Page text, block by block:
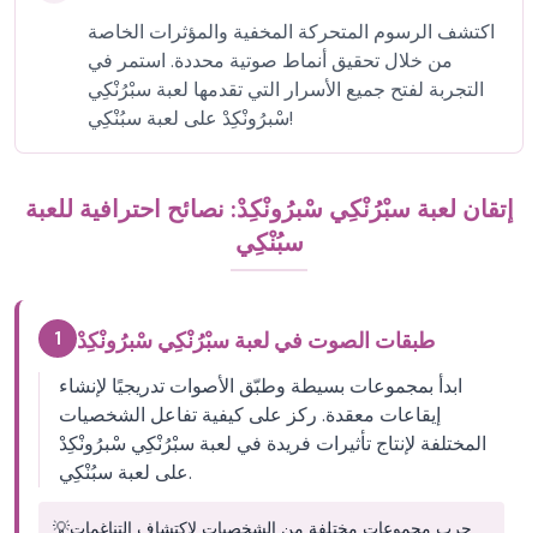
اكتشف الرسوم المتحركة المخفية والمؤثرات الخاصة
من خلال تحقيق أنماط صوتية محددة. استمر في
التجربة لفتح جميع الأسرار التي تقدمها لعبة سبْرُنْكِي
سْبرُونْكِدْ على لعبة سبُنْكِي!
إتقان لعبة سبْرُنْكِي سْبرُونْكِدْ: نصائح احترافية للعبة
سبُنْكِي
1 طبقات الصوت في لعبة سبْرُنْكِي سْبرُونْكِدْ
ابدأ بمجموعات بسيطة وطبّق الأصوات تدريجيًا لإنشاء
إيقاعات معقدة. ركز على كيفية تفاعل الشخصيات
المختلفة لإنتاج تأثيرات فريدة في لعبة سبْرُنْكِي سْبرُونْكِدْ
على لعبة سبُنْكِي.
💡جرب مجموعات مختلفة من الشخصيات لاكتشاف التناغمات